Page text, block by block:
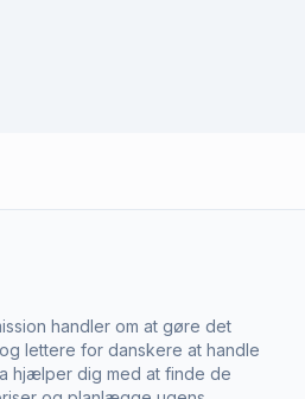
handler om at gøre det
lettere for danskere at handle
hjælper dig med at finde de